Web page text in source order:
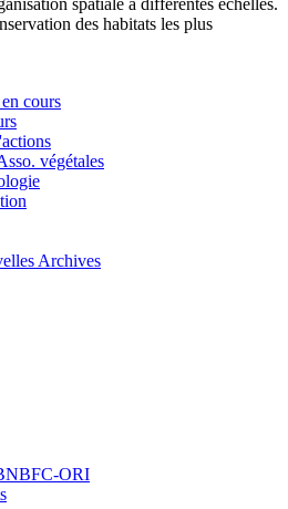
spatiale à différentes échelles.
des habitats les plus
cours
végétales
Archives
ORI